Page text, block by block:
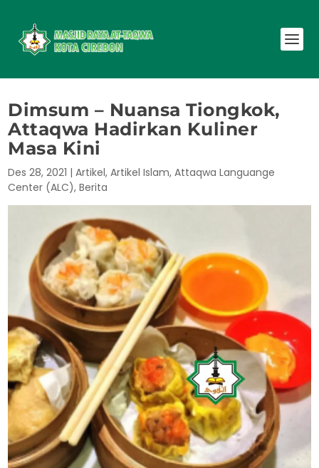
Dimsum – Nuansa Tiongkok,
Attaqwa Hadirkan Kuliner
Masa Kini
Des 28, 2021 |Artikel,Artikel Islam,Attaqwa Languange
Center (ALC),Berita